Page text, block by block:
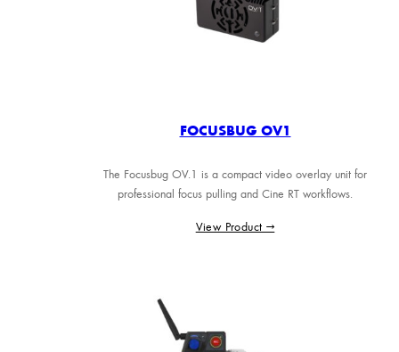
FOCUSBUG OV1
The Focusbug OV.1 is a compact video overlay unit for
professional focus pulling and Cine RT workflows.
View Product →